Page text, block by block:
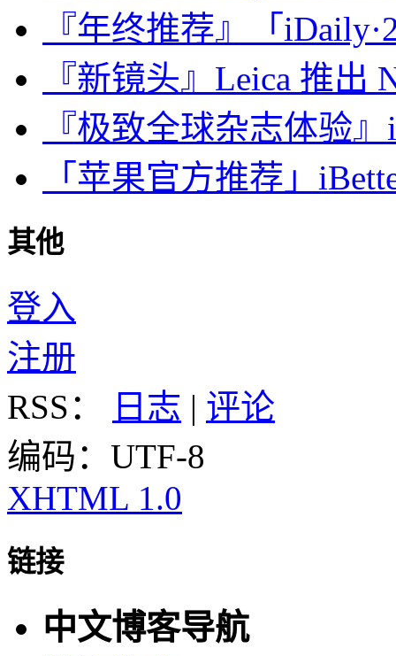
『年终推荐』「
『新镜头』Leica 推出
『极致全球杂志体验
「苹果官方推荐」
其他
登入
注册
RSS：
日志 | 评论
编码：UTF-8
XHTML 1.0
链接
中文博客导航